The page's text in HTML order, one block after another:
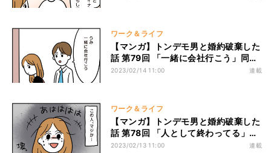
ワーク＆ライフ
【マンガ】トンデモ男と婚約破棄した
話 第79回 「一緒に会社行こう」同棲
解消が決まった2人。実家へ戻る直
2023/02/14 11:00 連載
ワーク＆ライフ
【マンガ】トンデモ男と婚約破棄した
話 第78回 「人として終わってる」ノ
ブのヤバすぎる衝撃発言に、うみは笑
2023/02/13 11:00 連載